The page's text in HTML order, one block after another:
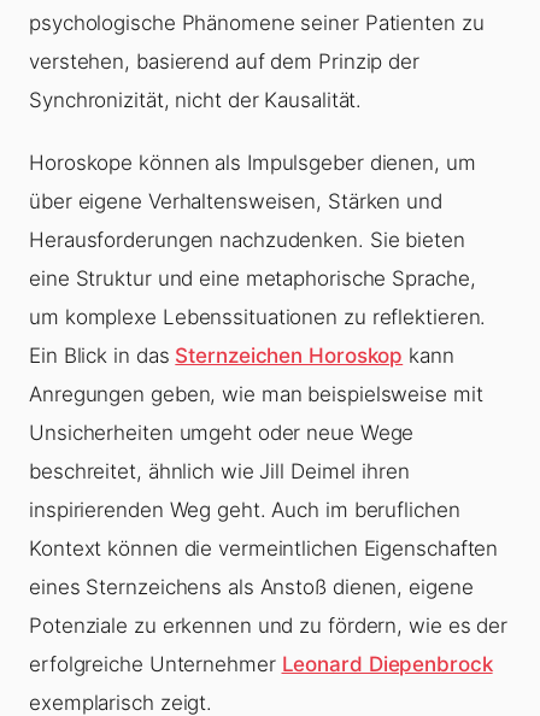
psychologische Phänomene seiner Patienten zu
verstehen, basierend auf dem Prinzip der
Synchronizität, nicht der Kausalität.
Horoskope können als Impulsgeber dienen, um
über eigene Verhaltensweisen, Stärken und
Herausforderungen nachzudenken. Sie bieten
eine Struktur und eine metaphorische Sprache,
um komplexe Lebenssituationen zu reflektieren.
Ein Blick in das Sternzeichen Horoskop kann
Anregungen geben, wie man beispielsweise mit
Unsicherheiten umgeht oder neue Wege
beschreitet, ähnlich wie Jill Deimel ihren
inspirierenden Weg geht. Auch im beruflichen
Kontext können die vermeintlichen Eigenschaften
eines Sternzeichens als Anstoß dienen, eigene
Potenziale zu erkennen und zu fördern, wie es der
erfolgreiche Unternehmer Leonard Diepenbrock
exemplarisch zeigt.